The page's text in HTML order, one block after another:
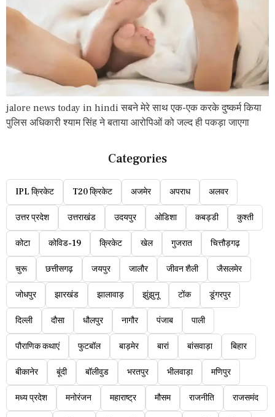
jalore news today in hindi सबने मेरे साथ एक-एक करके दुष्कर्म किया
पुलिस अधिकारी श्याम सिंह ने बताया आरोपिओं को जल्द ही पकड़ा जाएगा
Categories
IPL क्रिकेट T20 क्रिकेट अजमेर अपराध अलवर
उत्तर प्रदेश उत्तराखंड उदयपुर ओडिशा कबड्डी कुश्ती
कोटा कोविड-19 क्रिकेट खेल गुजरात चित्तौड़गढ़
चुरू छत्तीसगढ़ जयपुर जालौर जीवन शैली जैसलमेर
जोधपुर झारखंड झालावाड़ झुंझुनू टोंक डूंगरपुर
दिल्ली दौसा धौलपुर नागौर पंजाब पाली
पौराणिक कथाएं फुटबॉल बाड़मेर बारां बांसवाड़ा बिहार
बीकानेर बूंदी बॉलीवुड भरतपुर भीलवाड़ा मणिपुर
मध्य प्रदेश मनोरंजन महाराष्ट्र मौसम राजनीति राजसमंद